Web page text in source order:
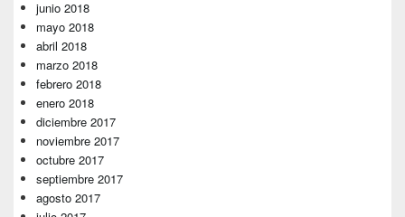
junio 2018
mayo 2018
abril 2018
marzo 2018
febrero 2018
enero 2018
diciembre 2017
noviembre 2017
octubre 2017
septiembre 2017
agosto 2017